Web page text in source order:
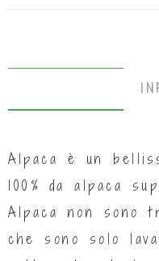
Alpaca è un
100% da alpaca
Alpaca non sono
che sono solo